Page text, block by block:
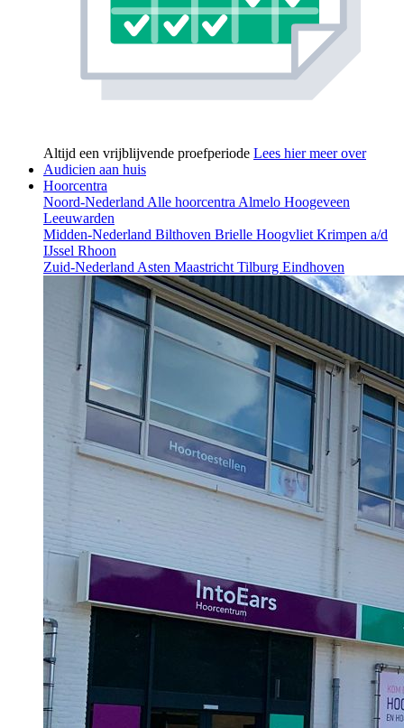
Altijd een vrijblijvende proefperiode Lees hier meer over
Audicien aan huis
Hoorcentra
Noord-Nederland Alle hoorcentra Almelo Hoogeveen
Leeuwarden
Midden-Nederland Bilthoven Brielle Hoogvliet Krimpen a/d
IJssel Rhoon
Zuid-Nederland Asten Maastricht Tilburg Eindhoven